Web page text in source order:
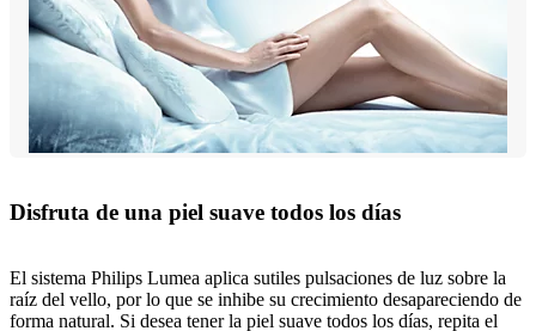
Disfruta de una piel suave todos los días
El sistema Philips Lumea aplica sutiles pulsaciones de luz sobre la
raíz del vello, por lo que se inhibe su crecimiento desapareciendo de
forma natural. Si desea tener la piel suave todos los días, repita el